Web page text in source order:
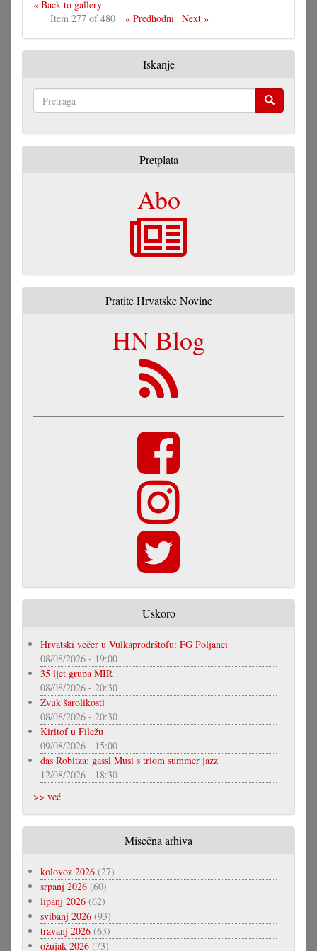
« Back to gallery
Item 277 of 480
« Predhodni| Next »
Iskanje
Pretplata
Abo
Pratite Hrvatske Novine
HN Blog
Uskoro
Hrvatski večer u Vulkaprodrštofu: FG Poljanci
08/08/2026 - 19:00
35 ljet grupa MIR
08/08/2026 - 20:30
Zvuk šarolikosti
08/08/2026 - 20:30
Kiritof u Filežu
09/08/2026 - 15:00
das Robitza: gassl Musi s triom summer jazz
12/08/2026 - 18:30
>> već
Misečna arhiva
kolovoz 2026 (27)
srpanj 2026 (60)
lipanj 2026 (62)
svibanj 2026 (93)
travanj 2026 (63)
ožujak 2026 (73)